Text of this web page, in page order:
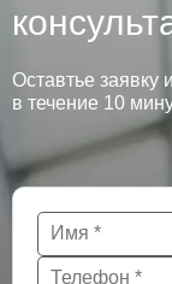
Оставтье заявку
в течение 10